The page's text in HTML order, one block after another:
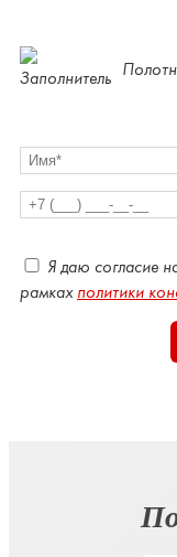
это
поле
Я даю согласие
рамкахполитики